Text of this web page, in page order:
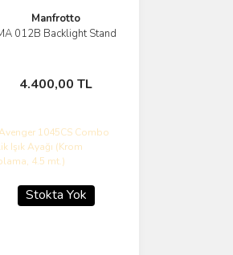
Manfrotto
012B Backlight Stand
4.400,00 TL
Görüntüle
Sepete Ekle
Stokta Yok